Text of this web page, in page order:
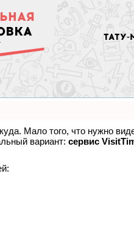
ТАТУ-
Мало того, что нужно
вариант: сервис